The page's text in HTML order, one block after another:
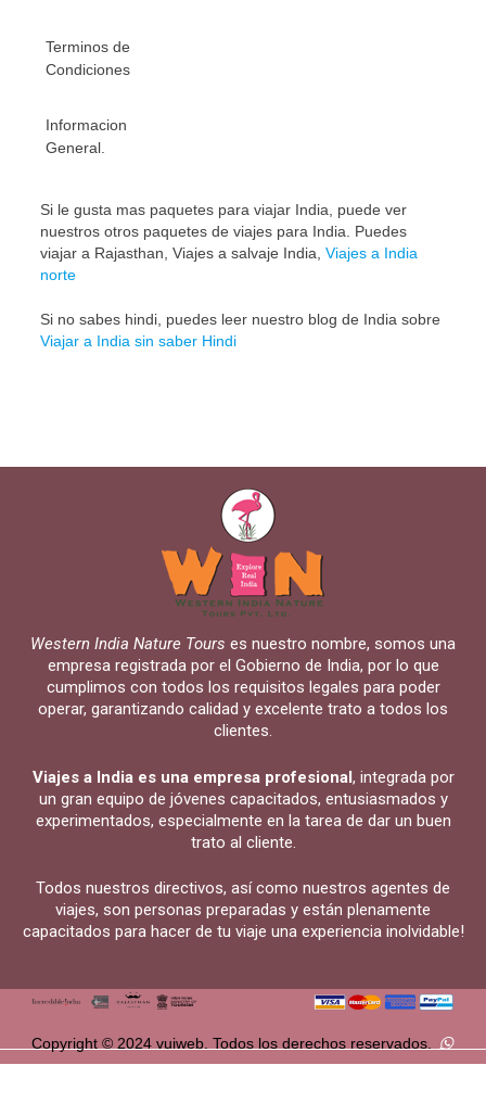
Terminos de
Condiciones
Informacion
General.
Si le gusta mas paquetes para viajar India, puede ver
nuestros otros paquetes de viajes para India. Puedes
viajar a Rajasthan, Viajes a salvaje India,Viajes a India
norte
Si no sabes hindi, puedes leer nuestro blog de India sobre
Viajar a India sin saber Hindi
Western India Nature Tours es nuestro nombre, somos una
empresa registrada por el Gobierno de India, por lo que
cumplimos con todos los requisitos legales para poder
operar, garantizando calidad y excelente trato a todos los
clientes.
Viajes a India es una empresa profesional, integrada por
un gran equipo de jóvenes capacitados, entusiasmados y
experimentados, especialmente en la tarea de dar un buen
trato al cliente.
Todos nuestros directivos, así como nuestros agentes de
viajes, son personas preparadas y están plenamente
capacitados para hacer de tu viaje una experiencia inolvidable!
Copyright © 2024 vuiweb. Todos los derechos reservados.